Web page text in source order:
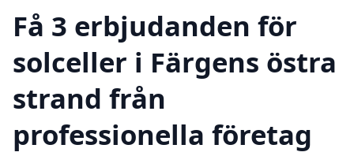
Få 3 erbjudanden för
solceller i Färgens östra
strand från
professionella företag